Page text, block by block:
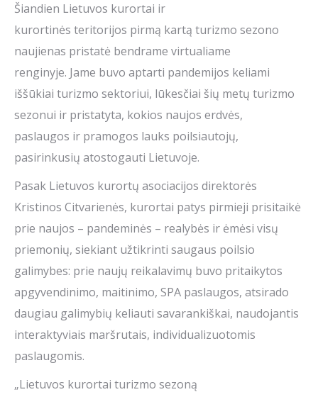
Šiandien Lietuvos kurortai ir
kurortinės teritorijos pirmą kartą turizmo sezono
naujienas pristatė bendrame virtualiame
renginyje. Jame buvo aptarti pandemijos keliami
iššūkiai turizmo sektoriui, lūkesčiai šių metų turizmo
sezonui ir pristatyta, kokios naujos erdvės,
paslaugos ir pramogos lauks poilsiautojų,
pasirinkusių atostogauti Lietuvoje.
Pasak Lietuvos kurortų asociacijos direktorės
Kristinos Citvarienės, kurortai patys pirmieji prisitaikė
prie naujos – pandeminės – realybės ir ėmėsi visų
priemonių, siekiant užtikrinti saugaus poilsio
galimybes: prie naujų reikalavimų buvo pritaikytos
apgyvendinimo, maitinimo, SPA paslaugos, atsirado
daugiau galimybių keliauti savarankiškai, naudojantis
interaktyviais maršrutais, individualizuotomis
paslaugomis.
„Lietuvos kurortai turizmo sezoną